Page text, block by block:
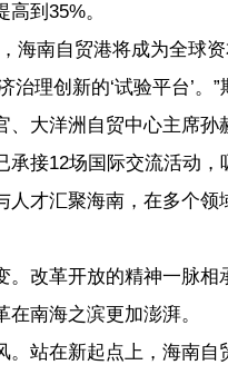
到35%。
海南自贸港将成为全球
治理创新的‘试验平台’。
、大洋洲自贸中心主席孙
承接12场国际交流活动，
人才汇聚海南，在多个领
。改革开放的精神一脉相
在南海之滨更加澎湃。
。站在新起点上，海南自